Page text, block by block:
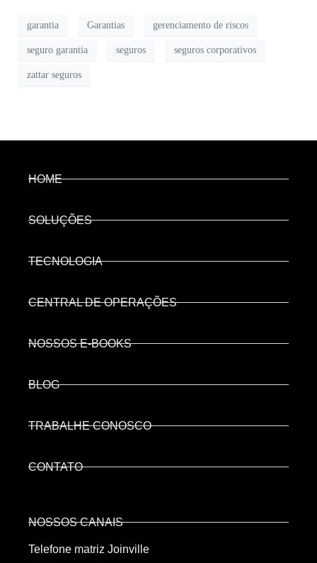
garantia Garantias gerenciamento de riscos
seguro garantia seguros seguros corporativos
zattar seguros
HOME
SOLUÇÕES
TECNOLOGIA
CENTRAL DE OPERAÇÕES
NOSSOS E-BOOKS
BLOG
TRABALHE CONOSCO
CONTATO
NOSSOS CANAIS
Telefone matriz Joinville